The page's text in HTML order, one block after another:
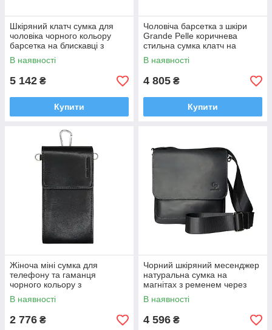
Шкіряний клатч сумка для
чоловіка чорного кольору
барсетка на блискавці з
ремінцем від Grande Pelle
В наявності
5 142 ₴
Купити
Чоловіча барсетка з шкіри
Grande Pelle коричнева
стильна сумка клатч на
блискавці з ремінцем
В наявності
4 805 ₴
Купити
Жіноча міні сумка для
телефону та гаманця
чорного кольору з
натуральної шкіри на плече
від Grande Pelle
В наявності
2 776 ₴
Чорний шкіряний месенджер
натуральна сумка на
магнітах з ременем через
плече для документів Grande
Pelle
В наявності
4 596 ₴